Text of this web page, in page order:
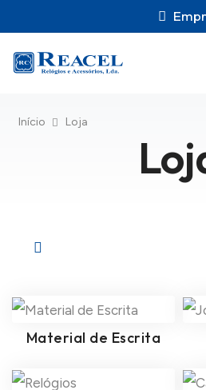
Início Loja
Material de Escrita